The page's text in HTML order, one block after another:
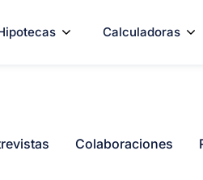
Calculadoras
Colaboraciones